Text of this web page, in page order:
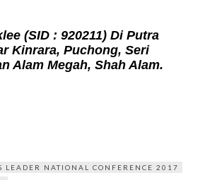
(SID : 920211) Di Putra
Kinrara, Puchong, Seri
Alam Megah, Shah Alam.
LEADER NATIONAL CONFERENCE 2017